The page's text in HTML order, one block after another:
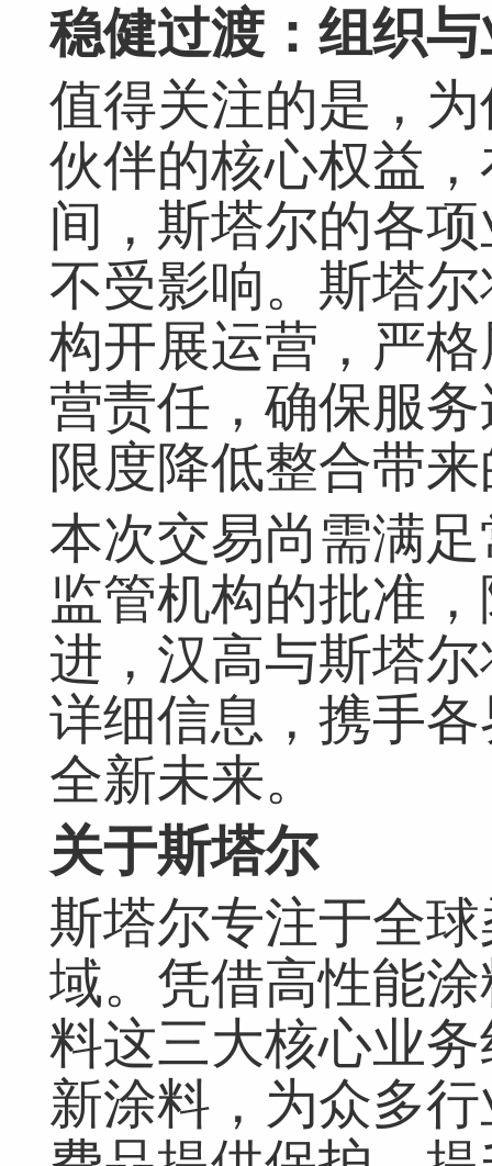
稳健过渡：组织
值得关注的是，
伙伴的核心权益
间，斯塔尔的各
不受影响。斯塔
构开展运营，严
营责任，确保服
限度降低整合带
本次交易尚需满
监管机构的批准
进，汉高与斯塔
详细信息，携手
全新未来。
关于斯塔尔
斯塔尔专注于全
域。凭借高性能
料这三大核心业
新涂料，为众多